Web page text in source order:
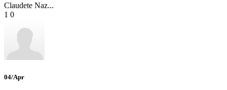
Claudete Naz...
1 0
04/Apr